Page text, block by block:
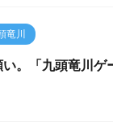
竜川
い。「九頭竜川ゲ